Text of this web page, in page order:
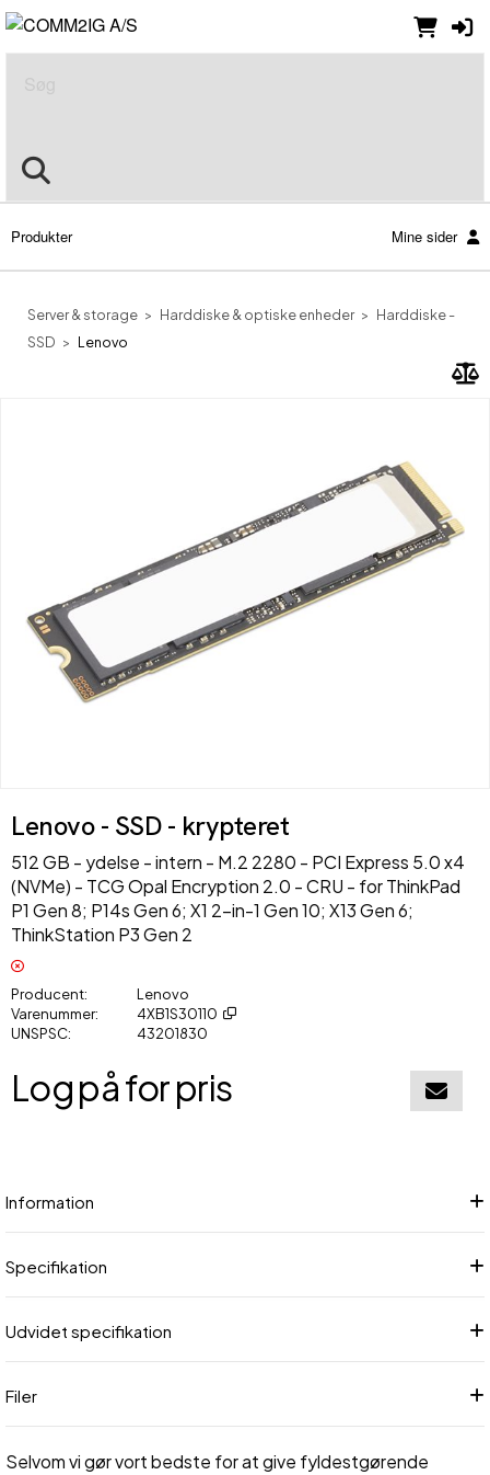
Produkter Mine sider
Server & storage Harddiske & optiske enheder
Harddiske -
SSD
Lenovo
Lenovo - SSD - krypteret
512 GB - ydelse - intern - M.2 2280 - PCI Express 5.0 x4
(NVMe) - TCG Opal Encryption 2.0 - CRU - for ThinkPad
P1 Gen 8; P14s Gen 6; X1 2-in-1 Gen 10; X13 Gen 6;
ThinkStation P3 Gen 2
Producent
Lenovo
Varenummer
4XB1S30110
UNSPSC
43201830
Log på for pris Føj til
Information
Specifikation
Udvidet specifikation
Filer
Selvom vi gør vort bedste for at give fyldestgørende